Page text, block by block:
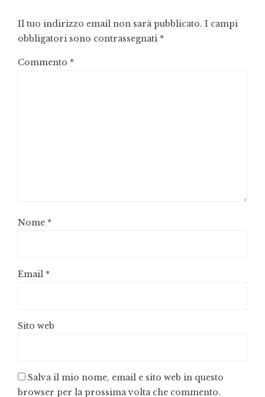
Il tuo indirizzo email non sarà pubblicato. I campi
obbligatori sono contrassegnati *
Commento *
Nome *
Email *
Sito web
Salva il mio nome, email e sito web in questo
browser per la prossima volta che commento.